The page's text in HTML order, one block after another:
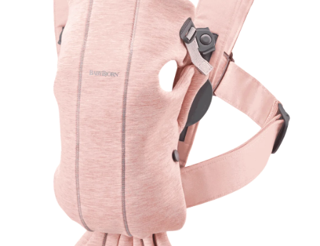
DARČEKOVÉ BOXY
Všeobecné obchodné podmienky
Blog
Reklamačný poriadok
Podmienky ochrany osobných údajov a poučenie o cookies
Formulár na odstúpenie od zmluvy
Reklamačný formulár
Moja objednávka